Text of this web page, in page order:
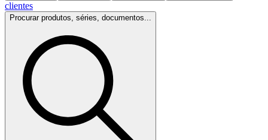
clientes
Procurar produtos, séries, documentos...